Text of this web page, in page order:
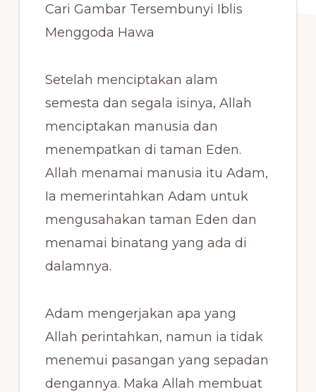
Cari Gambar Tersembunyi Iblis
Menggoda Hawa
Setelah menciptakan alam
semesta dan segala isinya, Allah
menciptakan manusia dan
menempatkan di taman Eden.
Allah menamai manusia itu Adam,
Ia memerintahkan Adam untuk
mengusahakan taman Eden dan
menamai binatang yang ada di
dalamnya.
Adam mengerjakan apa yang
Allah perintahkan, namun ia tidak
menemui pasangan yang sepadan
dengannya. Maka Allah membuat